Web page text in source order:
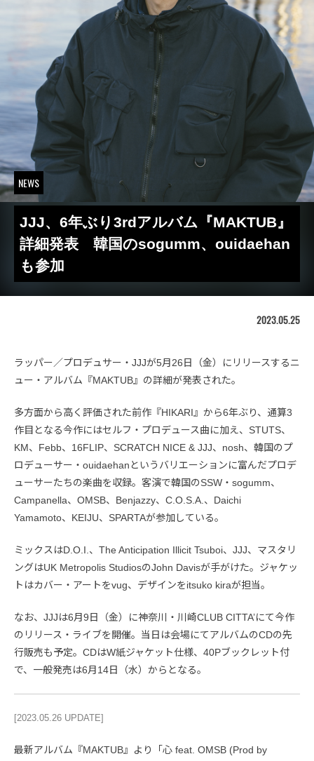
NEWS
JJJ、6年ぶり3rdアルバム『MAKTUB』
詳細発表 韓国のsogumm、ouidaehan
も参加
2023.05.25
ラッパー／プロデュサー・JJJが5月26日（金）にリリースするニ
ュー・アルバム『MAKTUB』の詳細が発表された。
多方面から高く評価された前作『HIKARI』から6年ぶり、通算3
作目となる今作にはセルフ・プロデュース曲に加え、STUTS、
KM、Febb、16FLIP、SCRATCH NICE & JJJ、nosh、韓国のプ
ロデューサー・ouidaehanというバリエーションに富んだプロデ
ューサーたちの楽曲を収録。客演で韓国のSSW・sogumm、
Campanella、OMSB、Benjazzy、C.O.S.A.、Daichi
Yamamoto、KEIJU、SPARTAが参加している。
ミックスはD.O.I.、The Anticipation Illicit Tsuboi、JJJ、マスタリ
ングはUK Metropolis StudiosのJohn Davisが手がけた。ジャケッ
トはカバー・アートをvug、デザインをitsuko kiraが担当。
なお、JJJは6月9日（金）に神奈川・川崎CLUB CITTA’にて今作
のリリース・ライブを開催。当日は会場にてアルバムのCDの先
行販売も予定。CDはW紙ジャケット仕様、40Pブックレット付
で、一般発売は6月14日（水）からとなる。
[2023.05.26 UPDATE]
最新アルバム『MAKTUB』より「心 feat. OMSB (Prod by